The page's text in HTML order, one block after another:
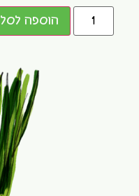
הוספה לסל